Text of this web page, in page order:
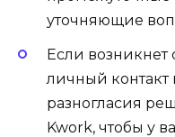
уточняющие
Если возникнет
личный контакт
разногласия
Kwork, чтобы у